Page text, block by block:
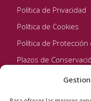
Política de Privacidad
Política de Cookies
Política de Protección
Plazos de